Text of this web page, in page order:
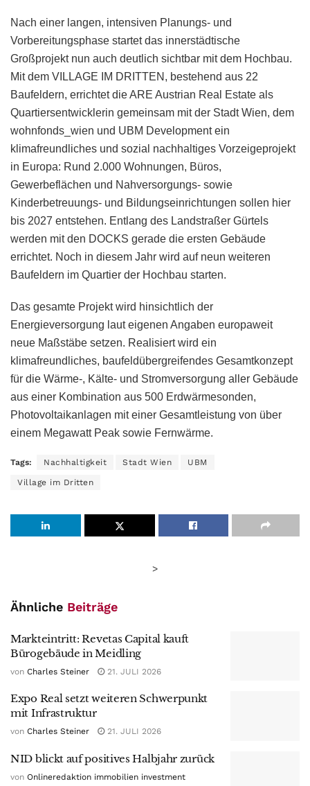
Nach einer langen, intensiven Planungs- und
Vorbereitungsphase startet das innerstädtische
Großprojekt nun auch deutlich sichtbar mit dem Hochbau.
Mit dem VILLAGE IM DRITTEN, bestehend aus 22
Baufeldern, errichtet die ARE Austrian Real Estate als
Quartiersentwicklerin gemeinsam mit der Stadt Wien, dem
wohnfonds_wien und UBM Development ein
klimafreundliches und sozial nachhaltiges Vorzeigeprojekt
in Europa: Rund 2.000 Wohnungen, Büros,
Gewerbeflächen und Nahversorgungs- sowie
Kinderbetreuungs- und Bildungseinrichtungen sollen hier
bis 2027 entstehen. Entlang des Landstraßer Gürtels
werden mit den DOCKS gerade die ersten Gebäude
errichtet. Noch in diesem Jahr wird auf neun weiteren
Baufeldern im Quartier der Hochbau starten.
Das gesamte Projekt wird hinsichtlich der
Energieversorgung laut eigenen Angaben europaweit
neue Maßstäbe setzen. Realisiert wird ein
klimafreundliches, baufeldübergreifendes Gesamtkonzept
für die Wärme-, Kälte- und Stromversorgung aller Gebäude
aus einer Kombination aus 500 Erdwärmesonden,
Photovoltaikanlagen mit einer Gesamtleistung von über
einem Megawatt Peak sowie Fernwärme.
Tags: Nachhaltigkeit Stadt Wien UBM
Village im Dritten
>
Ähnliche Beiträge
Markteintritt: Revetas Capital kauft
Bürogebäude in Meidling
von Charles Steiner 21. JULI 2026
Expo Real setzt weiteren Schwerpunkt
mit Infrastruktur
von Charles Steiner 21. JULI 2026
NID blickt auf positives Halbjahr zurück
von Onlineredaktion immobilien investment